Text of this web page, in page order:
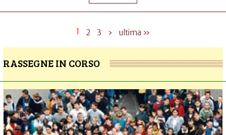
1 2 3 › ultima »
RASSEGNE IN CORSO